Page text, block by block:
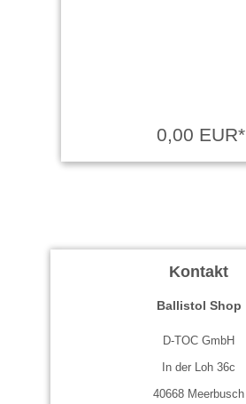
0,00 EUR*
Kontakt
Ballistol Shop
D-TOC GmbH
In der Loh 36c
40668 Meerbusch